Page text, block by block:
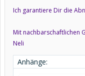
Ich garantiere Dir die
Mit nachbarschaftlichen
Neli
Anhänge: